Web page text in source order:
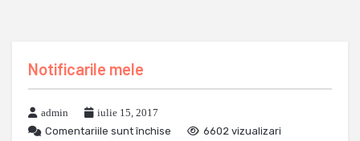
Notificarile mele
admin
iulie 15, 2017
Comentariile sunt închise
6602 vizualizari